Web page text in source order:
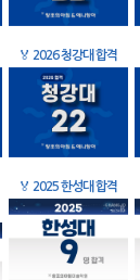
🏅 2026 청강대 합격
🏅 2025 한성대 합격